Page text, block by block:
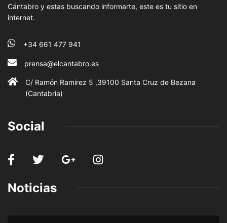
Cántabro y estas buscando informarte, este es tu sitio en
internet.
+34 661 477 941
prensa@elcantabro.es
C/ Ramón Ramirez 5 ,39100 Santa Cruz de Bezana
(Cantabria)
Social
Noticias